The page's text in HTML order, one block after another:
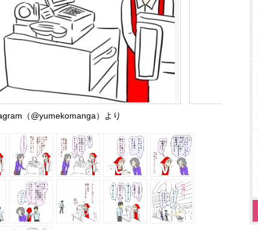
（@yumekomanga）より